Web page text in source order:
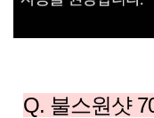
Q. 불스원샷